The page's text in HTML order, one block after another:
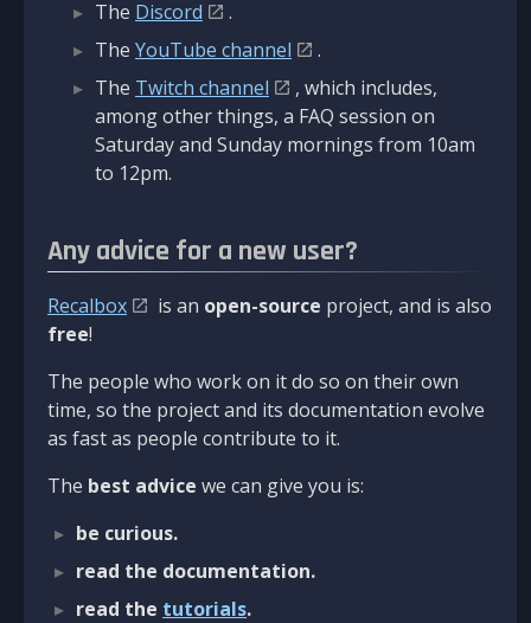
The Discord
.
The YouTube channel
.
The Twitch channel
, which includes,
among other things, a FAQ session on
Saturday and Sunday mornings from 10am
to 12pm.
Any advice for a new user?
Recalbox is an open-source project, and is also
free!
The people who work on it do so on their own
time, so the project and its documentation evolve
as fast as people contribute to it.
The best advice we can give you is:
be curious.
read the documentation.
read the tutorials.